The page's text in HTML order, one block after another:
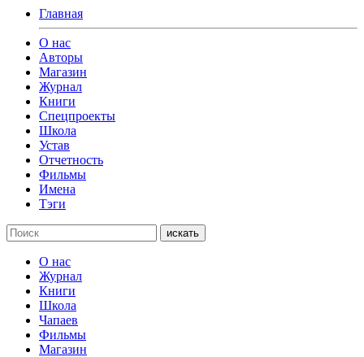
Главная
О нас
Авторы
Магазин
Журнал
Книги
Спецпроекты
Школа
Устав
Отчетность
Фильмы
Имена
Тэги
искать
О нас
Журнал
Книги
Школа
Чапаев
Фильмы
Магазин